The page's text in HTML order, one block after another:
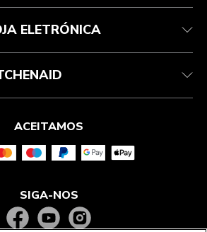
ELETRÓNICA
ACEITAMOS
SIGA-NOS